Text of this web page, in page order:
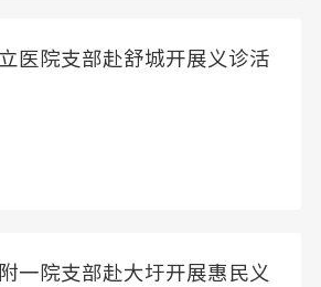
医院支部赴舒城开展义诊活
一院支部赴大圩开展惠民义